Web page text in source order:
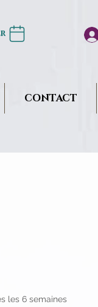
CONTACT
les 6 semaines